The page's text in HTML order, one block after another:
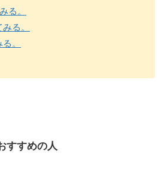
る。
る。
。
すすめの人